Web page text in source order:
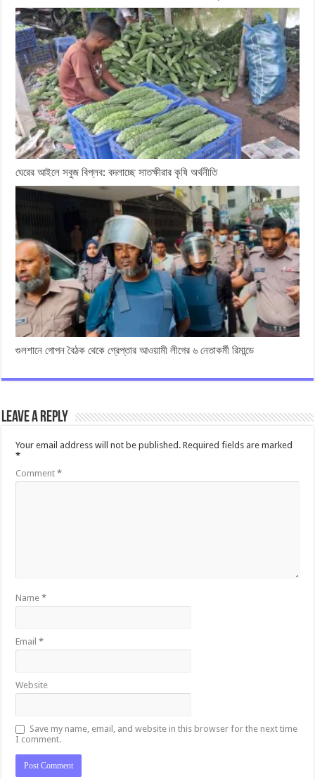
ঘেরের আইলে সবুজ বিপ্লব: বদলাচ্ছে সাতক্ষীরার কৃষি অর্থনীতি
গুলশানে গোপন বৈঠক থেকে গ্রেপ্তার আওয়ামী লীগের ৬ নেতাকর্মী রিমান্ডে
Leave a Reply
Your email address will not be published. Required fields are marked
*
Comment*
Name*
Email*
Website
Save my name, email, and website in this browser for the next time
I comment.